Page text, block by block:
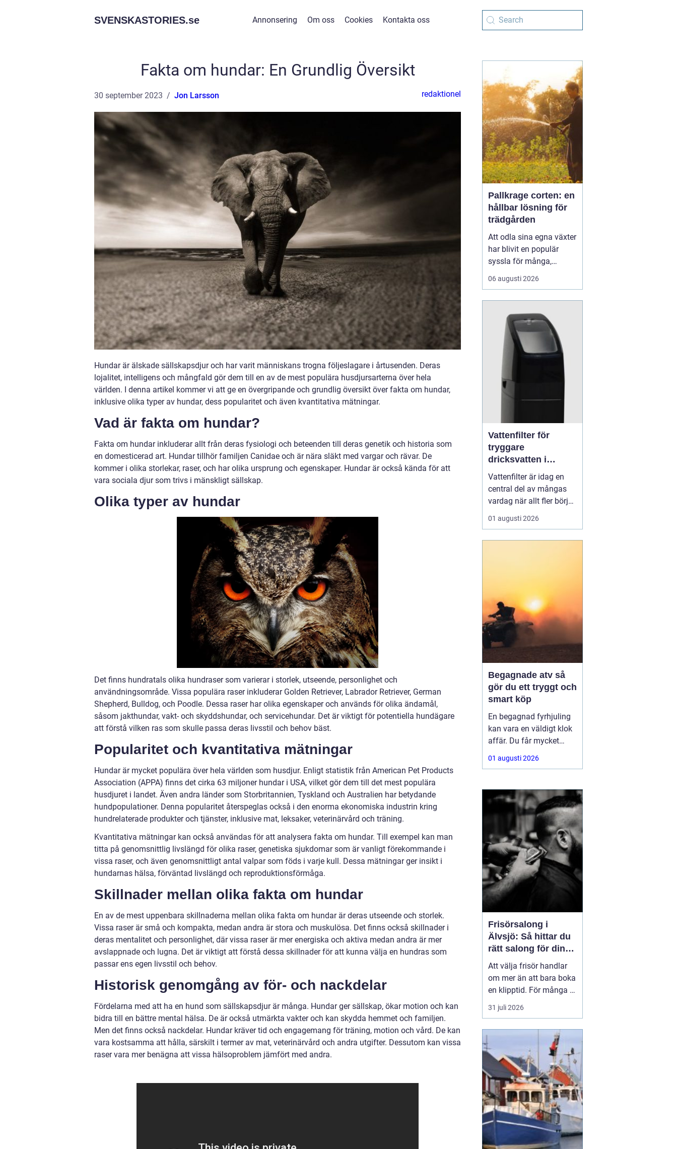
SVENSKASTORIES.se Annonsering Om oss Cookies Kontakta oss
Fakta om hundar: En Grundlig Översikt
30 september 2023 Jon Larsson redaktionel
Hundar är älskade sällskapsdjur och har varit människans trogna följeslagare i årtusenden. Deras
lojalitet, intelligens och mångfald gör dem till en av de mest populära husdjursarterna över hela
världen. I denna artikel kommer vi att ge en övergripande och grundlig översikt över fakta om hundar,
inklusive olika typer av hundar, dess popularitet och även kvantitativa mätningar.
Vad är fakta om hundar?
Fakta om hundar inkluderar allt från deras fysiologi och beteenden till deras genetik och historia som
en domesticerad art. Hundar tillhör familjen Canidae och är nära släkt med vargar och rävar. De
kommer i olika storlekar, raser, och har olika ursprung och egenskaper. Hundar är också kända för att
vara sociala djur som trivs i mänskligt sällskap.
Olika typer av hundar
Det finns hundratals olika hundraser som varierar i storlek, utseende, personlighet och
användningsområde. Vissa populära raser inkluderar Golden Retriever, Labrador Retriever, German
Shepherd, Bulldog, och Poodle. Dessa raser har olika egenskaper och används för olika ändamål,
såsom jakthundar, vakt- och skyddshundar, och servicehundar. Det är viktigt för potentiella hundägare
att förstå vilken ras som skulle passa deras livsstil och behov bäst.
Popularitet och kvantitativa mätningar
Hundar är mycket populära över hela världen som husdjur. Enligt statistik från American Pet Products
Association (APPA) finns det cirka 63 miljoner hundar i USA, vilket gör dem till det mest populära
husdjuret i landet. Även andra länder som Storbritannien, Tyskland och Australien har betydande
hundpopulationer. Denna popularitet återspeglas också i den enorma ekonomiska industrin kring
hundrelaterade produkter och tjänster, inklusive mat, leksaker, veterinärvård och träning.
Kvantitativa mätningar kan också användas för att analysera fakta om hundar. Till exempel kan man
titta på genomsnittlig livslängd för olika raser, genetiska sjukdomar som är vanligt förekommande i
vissa raser, och även genomsnittligt antal valpar som föds i varje kull. Dessa mätningar ger insikt i
hundarnas hälsa, förväntad livslängd och reproduktionsförmåga.
Skillnader mellan olika fakta om hundar
En av de mest uppenbara skillnaderna mellan olika fakta om hundar är deras utseende och storlek.
Vissa raser är små och kompakta, medan andra är stora och muskulösa. Det finns också skillnader i
deras mentalitet och personlighet, där vissa raser är mer energiska och aktiva medan andra är mer
avslappnade och lugna. Det är viktigt att förstå dessa skillnader för att kunna välja en hundras som
passar ens egen livsstil och behov.
Historisk genomgång av för- och nackdelar
Fördelarna med att ha en hund som sällskapsdjur är många. Hundar ger sällskap, ökar motion och kan
bidra till en bättre mental hälsa. De är också utmärkta vakter och kan skydda hemmet och familjen.
Men det finns också nackdelar. Hundar kräver tid och engagemang för träning, motion och vård. De kan
vara kostsamma att hålla, särskilt i termer av mat, veterinärvård och andra utgifter. Dessutom kan vissa
raser vara mer benägna att vissa hälsoproblem jämfört med andra.
Pallkrage corten: en
hållbar lösning för
trädgården
Att odla sina egna växter
har blivit en populär
syssla för många,
oavsett om det handlar
om att ha en prunkande
balkongträdgård i stan.
En av de mest effektiva
och este...
06 augusti 2026
Vattenfilter för
tryggare
dricksvatten i
vardagen
Vattenfilter är idag en
central del av mångas
vardag när allt fler börjar
fundera på kvaliteten på
vattnet som kommer ur
hårt vat...
01 augusti 2026
Begagnade atv så
gör du ett tryggt och
smart köp
En begagnad fyrhjuling
kan vara en väldigt klok
affär. Du får mycket
funktion för pengarna
och slipper den största
ofta kommer direkt när
en maskin är ny.
Samtidigt kräver ett
andrahandsköp mer
eftertanke. Den som vill
köpa
01 augusti 2026
Frisörsalong i
Älvsjö: Så hittar du
rätt salong för din
stil och vardag
Att välja frisör handlar
om mer än att bara boka
en klipptid. För många är
frisörbesöket en paus i
vardagen, en chans att
känna sig mer som sig
själv. I Älvsjö fi...
31 juli 2026